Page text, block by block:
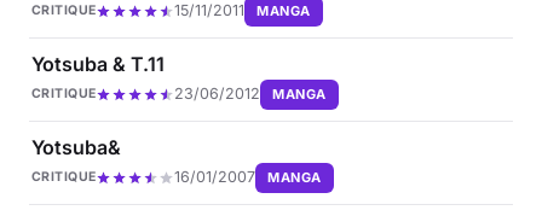
CRITIQUE 15/11/2011 MANGA
Yotsuba & T.11
CRITIQUE 23/06/2012 MANGA
Yotsuba&
CRITIQUE 16/01/2007 MANGA